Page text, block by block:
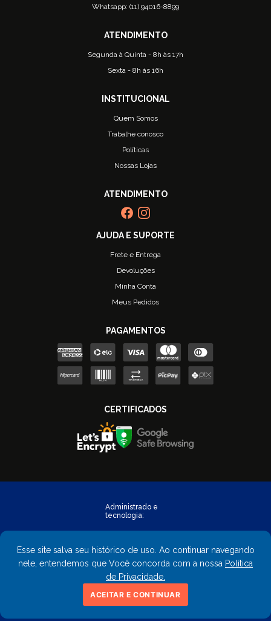
Esse site salva seu histórico de uso. Ao continuar navegando
nele, entendemos que Você concorda com a nossa Política
de Privacidade.
ACEITAR E CONTINUAR
Whatsapp: (11) 94016-8899
Segunda à Quinta - 8h às 17h
Sexta - 8h às 16h
Quem Somos
Trabalhe conosco
Políticas
Nossas Lojas
Frete e Entrega
Devoluções
Minha Conta
Meus Pedidos
Copyright © 2023 - FastObra. Todos os direitos reservados.
CNPJ: 02.559.428/0001-02